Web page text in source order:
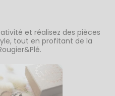
et réalisez des pièces
tout en profitant de la